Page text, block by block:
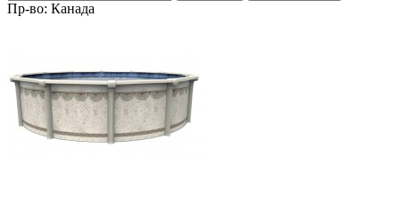
Пр-во: Канада